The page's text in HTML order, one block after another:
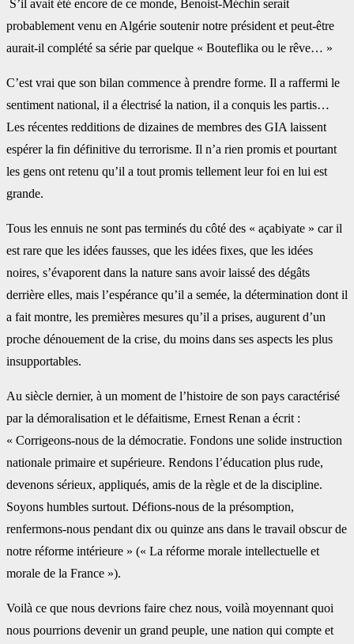
S’il avait été encore de ce monde, Benoist-Méchin serait
probablement venu en Algérie soutenir notre président et peut-être
aurait-il complété sa série par quelque « Bouteflika ou le rêve… »
C’est vrai que son bilan commence à prendre forme. Il a raffermi le
sentiment national, il a électrisé la nation, il a conquis les partis…
Les récentes redditions de dizaines de membres des GIA laissent
espérer la fin définitive du terrorisme. Il n’a rien promis et pourtant
les gens ont retenu qu’il a tout promis tellement leur foi en lui est
grande.
Tous les ennuis ne sont pas terminés du côté des « açabiyate » car il
est rare que les idées fausses, que les idées fixes, que les idées
noires, s’évaporent dans la nature sans avoir laissé des dégâts
derrière elles, mais l’espérance qu’il a semée, la détermination dont il
a fait montre, les premières mesures qu’il a prises, augurent d’un
proche dénouement de la crise, du moins dans ses aspects les plus
insupportables.
Au siècle dernier, à un moment de l’histoire de son pays caractérisé
par la démoralisation et le défaitisme, Ernest Renan a écrit :
« Corrigeons-nous de la démocratie. Fondons une solide instruction
nationale primaire et supérieure. Rendons l’éducation plus rude,
devenons sérieux, appliqués, amis de la règle et de la discipline.
Soyons humbles surtout. Défions-nous de la présomption,
renfermons-nous pendant dix ou quinze ans dans le travail obscur de
notre réforme intérieure » (« La réforme morale intellectuelle et
morale de la France »).
Voilà ce que nous devrions faire chez nous, voilà moyennant quoi
nous pourrions devenir un grand peuple, une nation qui compte et